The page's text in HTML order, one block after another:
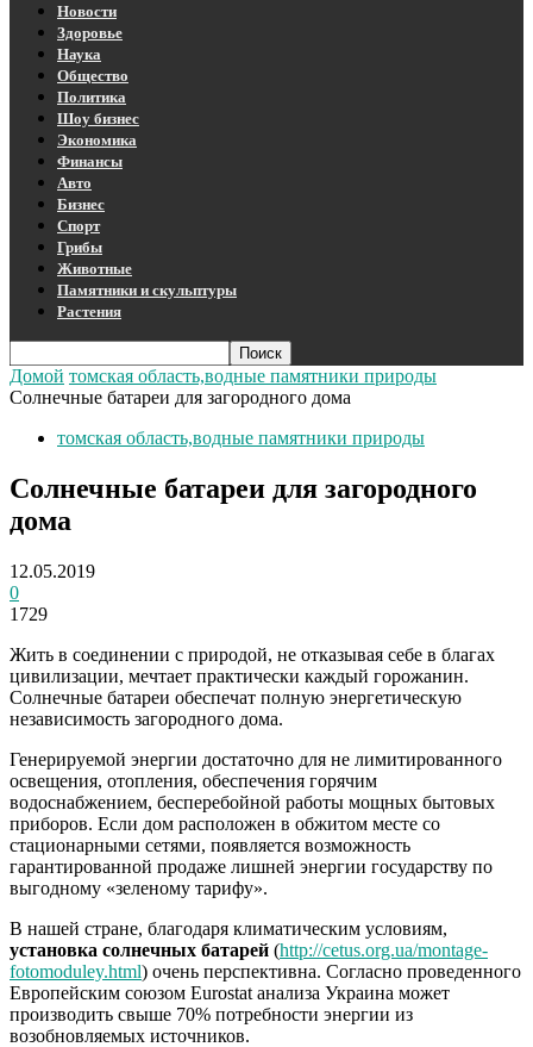
Новости
Здоровье
Наука
Общество
Политика
Шоу бизнес
Экономика
Финансы
Авто
Бизнес
Спорт
Грибы
Животные
Памятники и скульптуры
Растения
Домой томская область,водные памятники природы
Солнечные батареи для загородного дома
томская область,водные памятники природы
Солнечные батареи для загородного
дома
12.05.2019
0
1729
Жить в соединении с природой, не отказывая себе в благах
цивилизации, мечтает практически каждый горожанин.
Солнечные батареи обеспечат полную энергетическую
независимость загородного дома.
Генерируемой энергии достаточно для не лимитированного
освещения, отопления, обеспечения горячим
водоснабжением, бесперебойной работы мощных бытовых
приборов. Если дом расположен в обжитом месте со
стационарными сетями, появляется возможность
гарантированной продаже лишней энергии государству по
выгодному «зеленому тарифу».
В нашей стране, благодаря климатическим условиям,
установка солнечных батарей (http://cetus.org.ua/montage-
fotomoduley.html) очень перспективна. Согласно проведенного
Европейским союзом Eurostat анализа Украина может
производить свыше 70% потребности энергии из
возобновляемых источников.